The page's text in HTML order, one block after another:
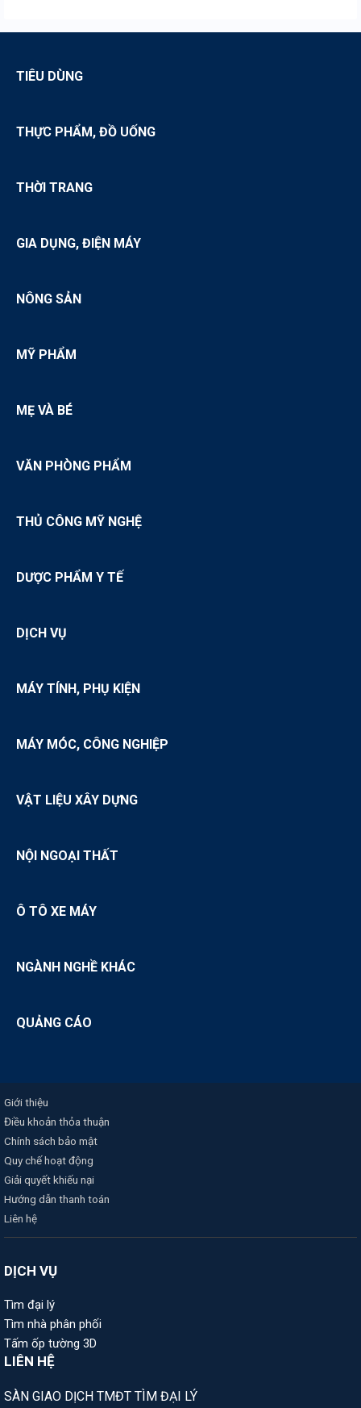
TIÊU DÙNG
THỰC PHẨM, ĐỒ UỐNG
THỜI TRANG
GIA DỤNG, ĐIỆN MÁY
NÔNG SẢN
MỸ PHẨM
MẸ VÀ BÉ
VĂN PHÒNG PHẨM
THỦ CÔNG MỸ NGHỆ
DƯỢC PHẨM Y TẾ
DỊCH VỤ
MÁY TÍNH, PHỤ KIỆN
MÁY MÓC, CÔNG NGHIỆP
VẬT LIỆU XÂY DỰNG
NỘI NGOẠI THẤT
Ô TÔ XE MÁY
NGÀNH NGHỀ KHÁC
QUẢNG CÁO
Giới thiệu
Điều khoản thỏa thuận
Chính sách bảo mật
Quy chế hoạt động
Giải quyết khiếu nại
Hướng dẫn thanh toán
Liên hệ
DỊCH VỤ
Tìm đại lý
Tìm nhà phân phối
Tấm ốp tường 3D
LIÊN HỆ
SÀN GIAO DỊCH TMĐT TÌM ĐẠI LÝ